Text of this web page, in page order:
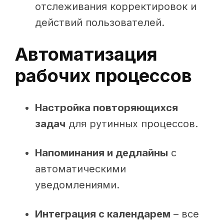
отслеживания корректировок и
действий пользователей.
Автоматизация
рабочих процессов
Настройка повторяющихся
задач для рутинных процессов.
Напоминания и дедлайны с
автоматическими
уведомлениями.
Интеграция с календарем – все